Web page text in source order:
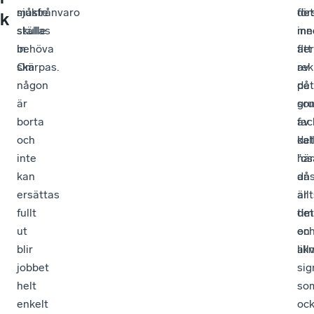
k måste
ställas
in.
Om
någon
är
borta
och
inte
kan
ersättas
fullt
ut
blir
jobbet
helt
enkelt
sjukfrånvaro
skulle
behöva
skärpas.
det
fler
av
det
att
på
av
det
då
är
det
en